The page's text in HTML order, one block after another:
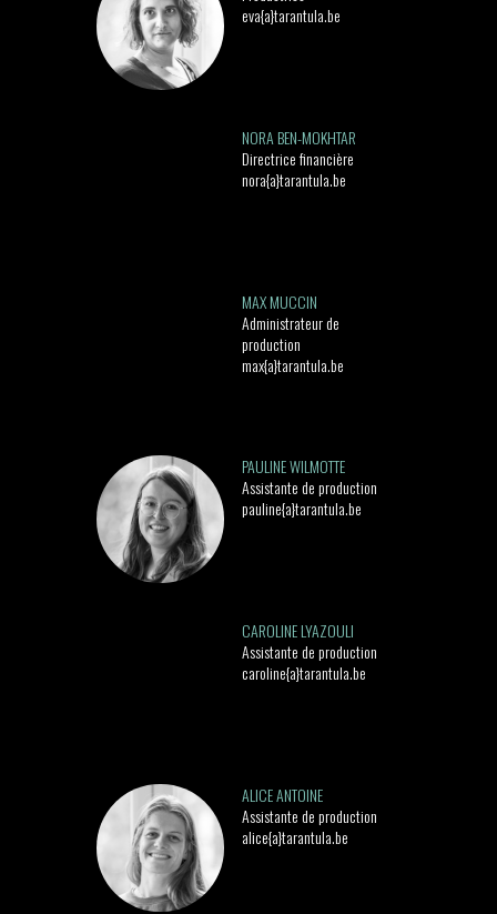
eva{a}tarantula.be
NORA BEN-MOKHTAR
Directrice financière
nora{a}tarantula.be
MAX MUCCIN
Administrateur de
production
max{a}tarantula.be
PAULINE WILMOTTE
Assistante de production
pauline{a}tarantula.be
CAROLINE LYAZOULI
Assistante de production
caroline{a}tarantula.be
ALICE ANTOINE
Assistante de production
alice{a}tarantula.be